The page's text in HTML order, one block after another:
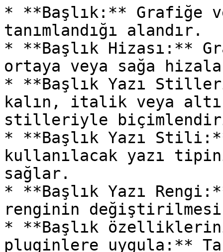
* **Başlık:** Grafiğe
tanımlandığı alandır.
* **Başlık Hizası:**
ortaya veya sağa
* **Başlık Yazı
kalın, italik veya
stilleriyle
* **Başlık Yazı
kullanılacak yazı
sağlar.
* **Başlık Yazı
renginin
* **Başlık
pluginlere uygula:**